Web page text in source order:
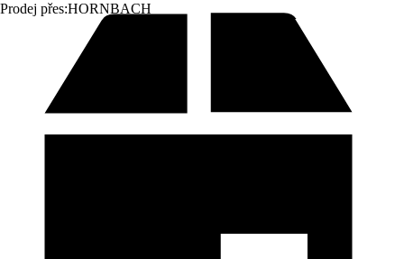
Prodej přes:HORNBACH